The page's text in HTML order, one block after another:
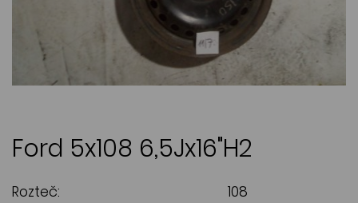
Ford 5x108 6,5Jx16"H2
Rozteč:
108